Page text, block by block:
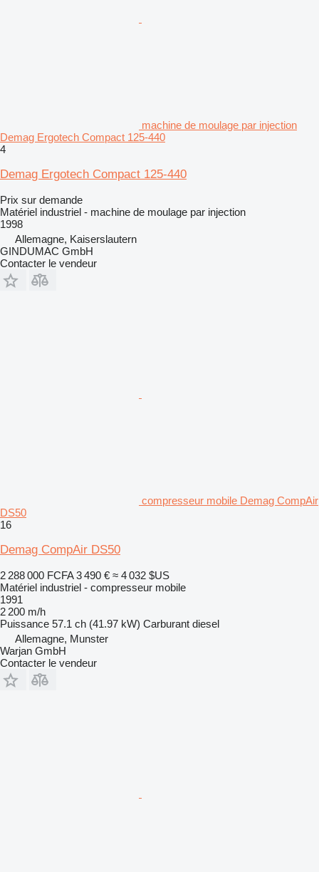
machine de moulage par injection
Demag Ergotech Compact 125-440
4
Demag Ergotech Compact 125-440
Prix sur demande
Matériel industriel - machine de moulage par injection
1998
Allemagne, Kaiserslautern
GINDUMAC GmbH
Contacter le vendeur
compresseur mobile Demag CompAir
DS50
16
Demag CompAir DS50
2 288 000 FCFA 3 490 € ≈ 4 032 $US
Matériel industriel - compresseur mobile
1991
2 200 m/h
Puissance 57.1 ch (41.97 kW) Carburant diesel
Allemagne, Munster
Warjan GmbH
Contacter le vendeur